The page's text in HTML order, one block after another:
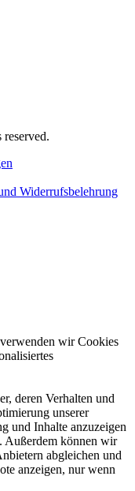
Widerrufsbelehrung
wir Cookies
deren Verhalten und
unserer
und Inhalte anzuzeigen
Außerdem können wir
abgleichen und
anzeigen, nur wenn